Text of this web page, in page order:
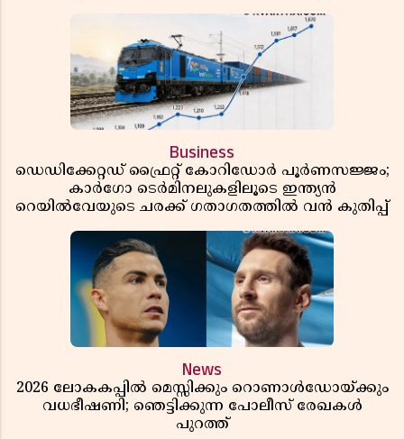
Business
ഡെഡിക്കേറ്റഡ് ഫ്രൈറ്റ് കോറിഡോർ പൂർണസജ്ജം;
കാർഗോ ടെർമിനലുകളിലൂടെ ഇന്ത്യൻ
റെയിൽവേയുടെ ചരക്ക് ഗതാഗതത്തിൽ വൻ കുതിപ്പ്
News
2026 ലോകകപ്പിൽ മെസ്സിക്കും റൊണാൾഡോയ്ക്കും
വധഭീഷണി; ഞെട്ടിക്കുന്ന പോലീസ് രേഖകൾ
പുറത്ത്